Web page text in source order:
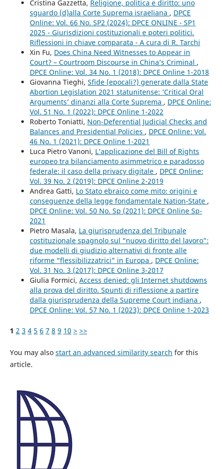
Cristina Gazzetta, Religione, politica e diritto: uno
sguardo (d)alla Corte Suprema israeliana , DPCE
Online: Vol. 66 No. SP2 (2024): DPCE ONLINE - SP1
2025 - Giurisdizioni costituzionali e poteri politici.
Riflessioni in chiave comparata - A cura di R. Tarchi
Xin Fu, Does China Need Witnesses to Appear in
Court? – Courtroom Discourse in China’s Criminal ,
DPCE Online: Vol. 34 No. 1 (2018): DPCE Online 1-2018
Giovanna Tieghi, Sfide (epocali?) generate dalla State
Abortion Legislation 2021 statunitense: ‘Critical Oral
Arguments’ dinanzi alla Corte Suprema , DPCE Online:
Vol. 51 No. 1 (2022): DPCE Online 1-2022
Roberto Toniatti, Non-Deferential Judicial Checks and
Balances and Presidential Policies , DPCE Online: Vol.
46 No. 1 (2021): DPCE Online 1-2021
Luca Pietro Vanoni, L’applicazione del Bill of Rights
europeo tra bilanciamento asimmetrico e paradosso
federale: il caso della privacy digitale , DPCE Online:
Vol. 39 No. 2 (2019): DPCE Online 2-2019
Andrea Gatti, Lo Stato ebraico come mito: origini e
conseguenze della legge fondamentale Nation-State ,
DPCE Online: Vol. 50 No. Sp (2021): DPCE Online Sp-
2021
Pietro Masala, La giurisprudenza del Tribunale
costituzionale spagnolo sul “nuovo diritto del lavoro”:
due modelli di giudizio alternativi di fronte alle
riforme “flessibilizzatrici” in Europa , DPCE Online:
Vol. 31 No. 3 (2017): DPCE Online 3-2017
Giulia Formici, Access denied: gli Internet shutdowns
alla prova del diritto. Spunti di riflessione a partire
dalla giurisprudenza della Supreme Court indiana ,
DPCE Online: Vol. 57 No. 1 (2023): DPCE Online 1-2023
1 2 3 4 5 6 7 8 9 10 > >>
You may also start an advanced similarity search for this
article.